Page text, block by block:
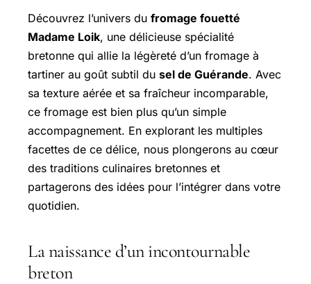
Découvrez l’univers du fromage fouetté
Madame Loik, une délicieuse spécialité
bretonne qui allie la légèreté d’un fromage à
tartiner au goût subtil du sel de Guérande. Avec
sa texture aérée et sa fraîcheur incomparable,
ce fromage est bien plus qu’un simple
accompagnement. En explorant les multiples
facettes de ce délice, nous plongerons au cœur
des traditions culinaires bretonnes et
partagerons des idées pour l’intégrer dans votre
quotidien.
La naissance d’un incontournable
breton